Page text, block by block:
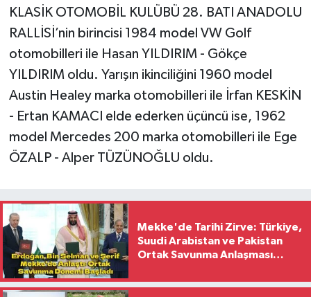
KLASİK OTOMOBİL KULÜBÜ 28. BATI ANADOLU
RALLİSİ’nin birincisi 1984 model VW Golf
otomobilleri ile Hasan YILDIRIM - Gökçe
YILDIRIM oldu. Yarışın ikinciliğini 1960 model
Austin Healey marka otomobilleri ile İrfan KESKİN
- Ertan KAMACI elde ederken üçüncü ise, 1962
model Mercedes 200 marka otomobilleri ile Ege
ÖZALP - Alper TÜZÜNOĞLU oldu.
Mekke'de Tarihi Zirve: Türkiye,
Suudi Arabistan ve Pakistan
Ortak Savunma Anlaşması